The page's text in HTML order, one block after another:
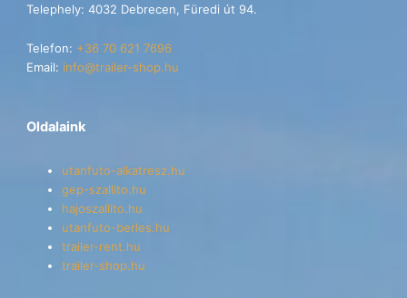
Telephely: 4032 Debrecen, Füredi út 94.
Telefon: +36 70 621 7696
Email: info@trailer-shop.hu
Oldalaink
utanfuto-alkatresz.hu
gep-szallito.hu
hajoszallito.hu
utanfuto-berles.hu
trailer-rent.hu
trailer-shop.hu